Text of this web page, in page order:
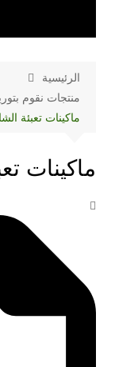
الرئيسية
منتجات نقوم
ماكينات تعبئة
ماكينات